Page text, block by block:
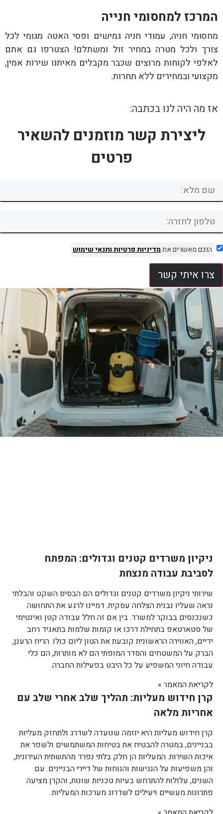
המרכז למחסומי חנייה
מחסומי חניה, עמודי חניה גמישים ופסי האטה מגומי לכל
צורך ולכל מטרה במחיר זול ומשתלם! הצטרפו גם אתם
לאלפי לקוחות מרוצים שכבר מקבלים מאיתנו שירות אמין,
מקצועי ובמחירים ללא תחרות.
אז מה היה לנו בכתבה:
ליצירת קשר מוזמנים להשאיר
פרטים
הנכם מאשרים אתמדיניות פרטיותותנאי שימוש
צרו איתי קשר
ניקיון משרדים קטנים וגדולים: המפתח
לסביבת עבודה מנצחת
שירותי ניקיון משרדים קטנים וגדולים הם הבסיס השקט והבלתי
נראה שעליו נבנית הצלחה עסקית. דמיינו לרגע את התחושה
כשנכנסים בבוקר למשרד. בין אם זה חלל עבודה קטן ואינטימי
של סטארטאפ בתחילת דרכו או קומות שלמות בתאגיד רחב
ידיים, האווירה הראשונית קובעת את הטון ליום כולו. הריח הרענן,
הברק על המשטחים והסדר המופתי הם לא מותרות, הם כלי
עבודה חיוני המשפיע על כל היבט בפעילות החברה.
לקריאת המאמר »
קרן חידוש מעליות: תהליך שלב אחרי שלב עם
אחריות מלאה
קרן חידוש מעליות היא יוזמה שנועדה לשדרג ולתחזק מעליות
בבניינים, במטרה להבטיח את בטיחות המשתמשים ולשפר את
איכות השירות. המעליות הן חלק בלתי נפרד מהתשתית העירונית,
והן משפיעות על הנגישות והנוחות של דיירי הבניינים. עם
השנים, עלולות להתרחש בעיות טכניות שונות, והקרן מציעה
פתרונות מעשיים ויעילים לשדרוג מערכות המעליות.